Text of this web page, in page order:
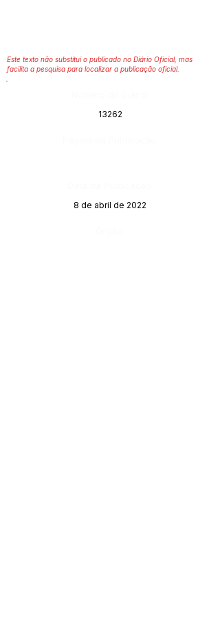
Este texto não substitui o publicado no Diário Oficial, mas
facilita a pesquisa para localizar a publicação oficial.
13262
8 de abril de 2022